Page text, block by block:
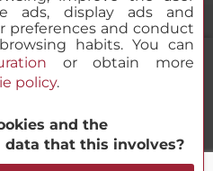
& AMERICAS Santa Engracia
Spanje
ads, display ads and
and conduct
habits. You can
or obtain more
policy.
and the
data that this involves?